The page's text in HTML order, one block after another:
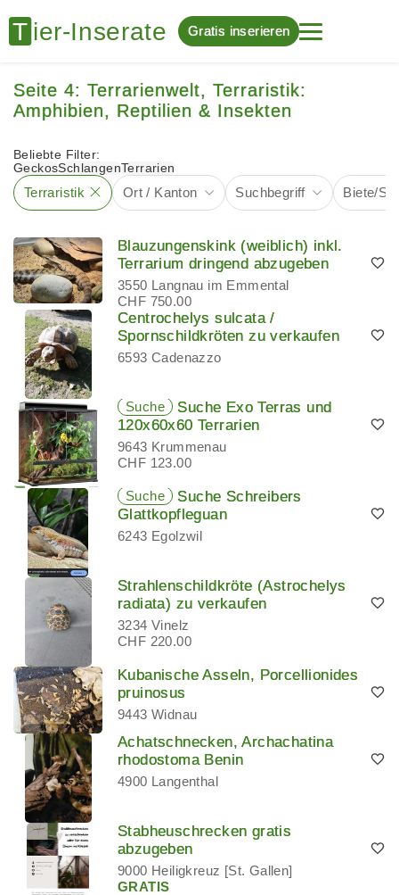
Gratis inserieren
Seite 4: Terrarienwelt, Terraristik:
Amphibien, Reptilien & Insekten
Beliebte Filter:
GeckosSchlangenTerrarien
Terraristik Ort / Kanton Suchbegriff Biete/
Blauzungenskink (weiblich) inkl.
Terrarium dringend abzugeben
3550 Langnau im Emmental
CHF 750.00
Centrochelys sulcata /
Spornschildkröten zu verkaufen
6593 Cadenazzo
Suche
Suche Exo Terras und
120x60x60 Terrarien
9643 Krummenau
CHF 123.00
Suche
Suche Schreibers
Glattkopfleguan
6243 Egolzwil
Strahlenschildkröte (Astrochelys
radiata) zu verkaufen
3234 Vinelz
CHF 220.00
Kubanische Asseln, Porcellionides
pruinosus
9443 Widnau
Achatschnecken, Archachatina
rhodostoma Benin
4900 Langenthal
Stabheuschrecken gratis
abzugeben
9000 Heiligkreuz [St. Gallen]
GRATIS